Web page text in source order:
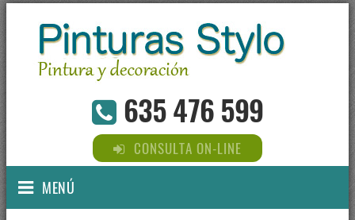
635 476 599
CONSULTA ON-LINE
MENÚ